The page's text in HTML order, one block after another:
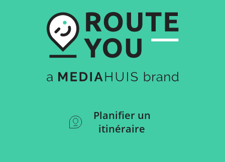
Planifier un
itinéraire